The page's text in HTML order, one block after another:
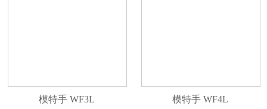
模特手 WF3L 模特手 WF4L